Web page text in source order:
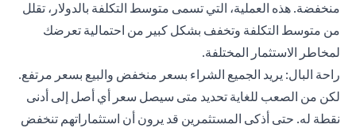
منخفضة. هذه العملية، التي تسمى متوسط التكلفة بالدولار، تقلل
من متوسط التكلفة وتخفف بشكل كبير من احتمالية تعرضك
لمخاطر الاستثمار المختلفة.
راحة البال: يريد الجميع الشراء بسعر منخفض والبيع بسعر مرتفع.
لكن من الصعب للغاية تحديد متى سيصل سعر أي أصل إلى أدنى
نقطة له. حتى أذكى المستثمرين قد يرون أن استثماراتهم تنخفض